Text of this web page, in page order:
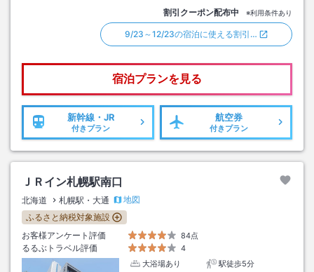
割引クーポン配布中 ※利用条件あり
9/23～12/23の宿泊に使える割引…
宿泊プランを見る
新幹線・JR
付きプラン
航空券
付きプラン
ＪＲイン札幌駅南口
北海道 札幌駅・大通
地図
ふるさと納税対象施設
お客様アンケート評価
84点
るるぶトラベル評価
4
大浴場あり
駅徒歩5分